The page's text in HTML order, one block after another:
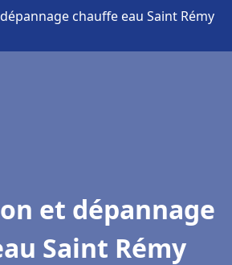
chauffe eau Saint Rémy
et dépannage
Saint Rémy